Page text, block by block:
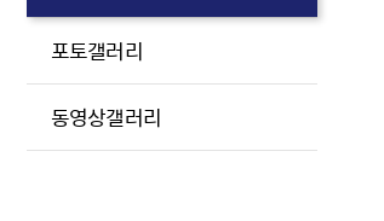
포토갤러리
동영상갤러리